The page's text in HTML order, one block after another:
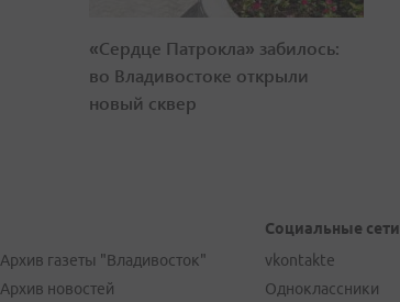
«Сердце Патрокла» забилось:
во Владивостоке открыли
новый сквер
Архив газеты "Владивосток"
Архив новостей
Социальные сети
vkontakte
Одноклассники